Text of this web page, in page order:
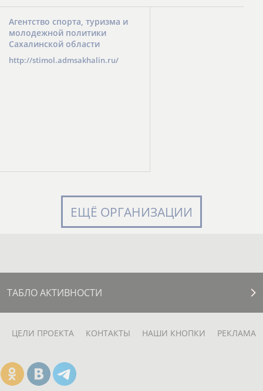
Агентство спорта, туризма и
молодежной политики
Сахалинской области
http://stimol.admsakhalin.ru/
ЕЩЁ ОРГАНИЗАЦИИ
ТАБЛО АКТИВНОСТИ
ЦЕЛИ ПРОЕКТА КОНТАКТЫ НАШИ КНОПКИ РЕКЛАМА